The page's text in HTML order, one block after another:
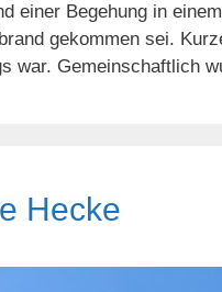
einer Begehung in
gekommen sei.
war. Gemeinschaftlich
Hecke